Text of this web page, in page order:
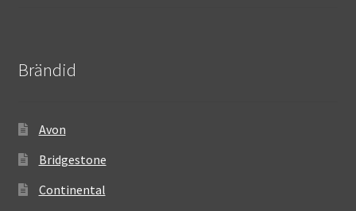
Brändid
Avon
Bridgestone
Continental